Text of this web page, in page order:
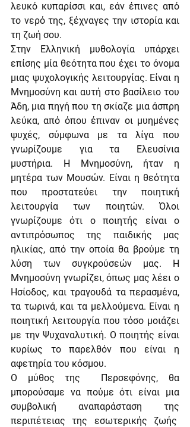
λευκό κυπαρίσσι και, εάν έπινες από
το νερό της, ξέχναγες την ιστορία και
τη ζωή σου.
Στην Ελληνική μυθολογία υπάρχει
επίσης μία θεότητα που έχει το όνομα
μιας ψυχολογικής λειτουργίας. Είναι η
Μνημοσύνη και αυτή στο βασίλειο του
Άδη, μια πηγή που τη σκίαζε μια άσπρη
λεύκα, από όπου έπιναν οι μυημένες
ψυχές, σύμφωνα με τα λίγα που
γνωρίζουμε για τα Ελευσίνια
μυστήρια. Η Μνημοσύνη, ήταν η
μητέρα των Μουσών. Είναι η θεότητα
που προστατεύει την ποιητική
λειτουργία των ποιητών. Όλοι
γνωρίζουμε ότι ο ποιητής είναι ο
αντιπρόσωπος της παιδικής μας
ηλικίας, από την οποία θα βρούμε τη
λύση των συγκρούσεών μας. Η
Μνημοσύνη γνωρίζει, όπως μας λέει ο
Ησίοδος, και τραγουδά τα περασμένα,
τα τωρινά, και τα μελλούμενα. Είναι η
ποιητική λειτουργία που τόσο μοιάζει
με την Ψυχαναλυτική. Ο ποιητής είναι
κυρίως το παρελθόν που είναι η
αφετηρία του κόσμου.
Ο μύθος της  Περσεφόνης, θα
μπορούσαμε να πούμε ότι είναι μια
συμβολική αναπαράσταση της
περιπέτειας της εσωτερικής ζωής